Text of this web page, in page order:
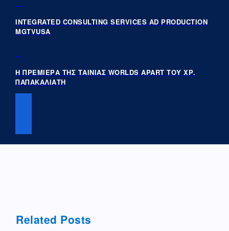
INTEGRATED CONSULTING SERVICES AD PRODUCTION
MGTVUSA
Η ΠΡΕΜΙΕΡΑ ΤΗΣ ΤΑΙΝΙΑΣ WORLDS APART ΤΟΥ ΧΡ.
ΠΑΠΑΚΑΛΙΑΤΗ
Related Posts